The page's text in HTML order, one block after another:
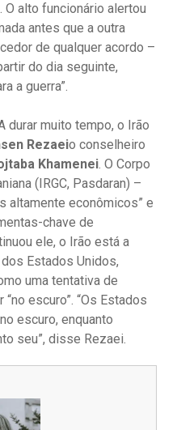
O alto funcionário alertou
antes que a outra
de qualquer acordo –
do dia seguinte,
a guerra”.
durar muito tempo, o Irão
Rezaeio conselheiro
Khamenei. O Corpo
(IRGC, Pasdaran) –
altamente econômicos” e
chave de
ele, o Irão está a
Estados Unidos,
uma tentativa de
escuro”. “Os Estados
escuro, enquanto
seu”, disse Rezaei.